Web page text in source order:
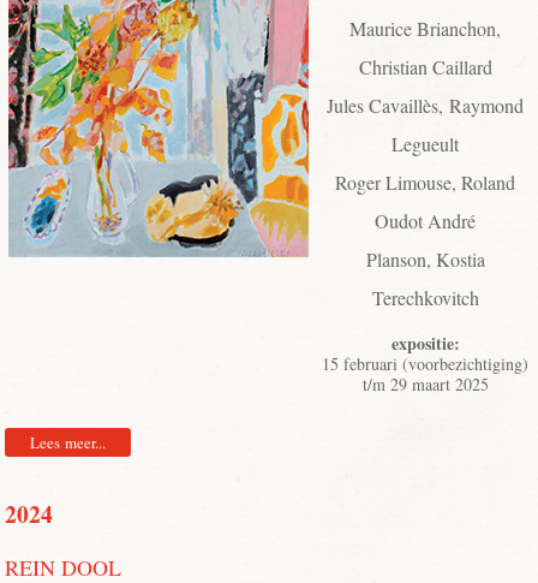
Maurice Brianchon,
Christian Caillard
Jules Cavaillès, Raymond
Legueult
Roger Limouse, Roland
Oudot André
Planson, Kostia
Terechkovitch
expositie:
15 februari (voorbezichtiging)
t/m 29 maart 2025
Lees meer...
2024
REIN DOOL